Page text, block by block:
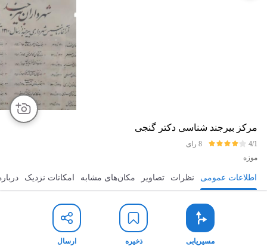
مرکز بیرجند شناسی دکتر گنجی
4/1
8 رای
موزه
مسیریابی ذخیره ارسال اطلاعات عمومی نظرات تصاویر مکان‌های مشابه امکانات نزدیک
مسیریابی ذخیره ارسال